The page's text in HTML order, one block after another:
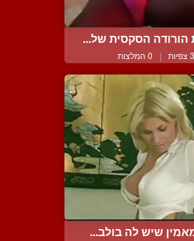
הסקסית של...
| 0 המלצות
שיש לה בולב...